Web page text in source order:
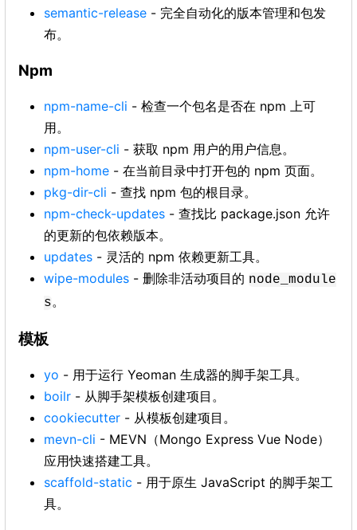
semantic-release - 完全自动化的版本管理和包发
布。
Npm
npm-name-cli - 检查一个包名是否在 npm 上可
用。
npm-user-cli - 获取 npm 用户的用户信息。
npm-home - 在当前目录中打开包的 npm 页面。
pkg-dir-cli - 查找 npm 包的根目录。
npm-check-updates - 查找比 package.json 允许
的更新的包依赖版本。
updates - 灵活的 npm 依赖更新工具。
wipe-modules - 删除非活动项目的 node_module
s。
模板
yo - 用于运行 Yeoman 生成器的脚手架工具。
boilr - 从脚手架模板创建项目。
cookiecutter - 从模板创建项目。
mevn-cli - MEVN（Mongo Express Vue Node）
应用快速搭建工具。
scaffold-static - 用于原生 JavaScript 的脚手架工
具。